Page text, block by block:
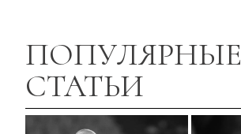
ПОПУЛЯРНЫЕ
СТАТЬИ